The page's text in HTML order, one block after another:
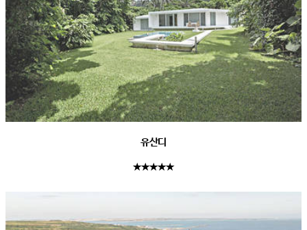
유산디
★★★★★